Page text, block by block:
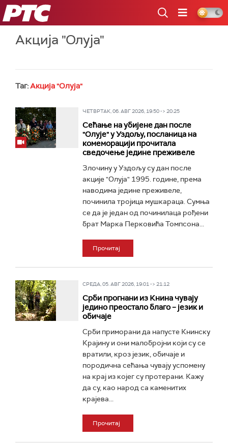
РТС
Акција "Олуја"
Таг:Акција "Олуја"
ЧЕТВРТАК, 06. АВГ 2026, 19:50 -> 20:25
Сећање на убијене дан после
"Олује" у Уздољу, посланица на
комеморацији прочитала
сведочење једине преживеле
Злочину у Уздољу су дан после
акције "Олуја" 1995. године, према
наводима једине преживеле,
починила тројица мушкараца. Сумња
се да је један од починилаца рођени
брат Марка Перковића Томпсона...
Прочитај
СРЕДА, 05. АВГ 2026, 19:01 -> 21:12
Срби прогнани из Книна чувају
једино преостало благо – језик и
обичаје
Срби приморани да напусте Книнску
Крајину и они малобројни који су се
вратили, кроз језик, обичаје и
породична сећања чувају успомену
на крај из којег су протерани. Кажу
да су, као народ са каменитих
крајева...
Прочитај